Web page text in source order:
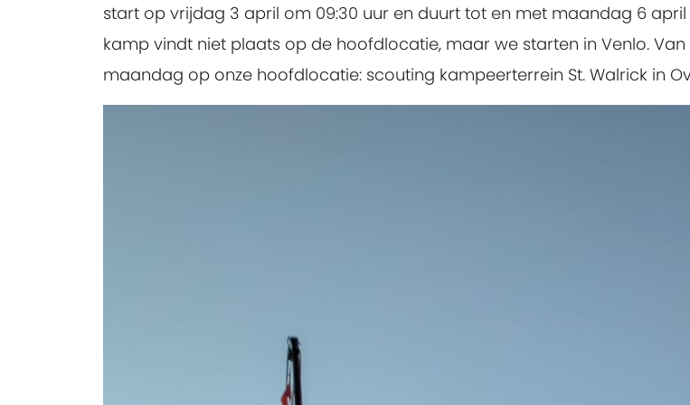
start op vrijdag 3 april om 09:30 uur en duurt tot en met maandag 6
kamp vindt niet plaats op de hoofdlocatie, maar we starten in Venlo.
maandag op onze hoofdlocatie: scouting kampeerterrein St. Walrick in